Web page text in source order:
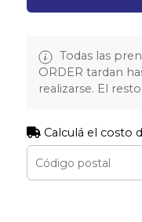
Todas las
ORDER tardan
realizarse. El
Calculá el costo